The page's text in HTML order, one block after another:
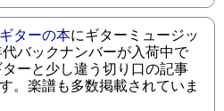
ターの本にギターミュージッ
バックナンバーが入荷中で
ーと少し違う切り口の記事
。楽譜も多数掲載されていま